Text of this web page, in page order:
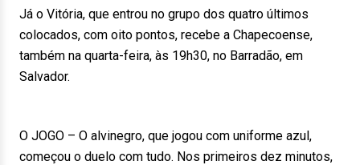
Já o Vitória, que entrou no grupo dos quatro últimos
colocados, com oito pontos, recebe a Chapecoense,
também na quarta-feira, às 19h30, no Barradão, em
Salvador.
O JOGO – O alvinegro, que jogou com uniforme azul,
começou o duelo com tudo. Nos primeiros dez minutos,